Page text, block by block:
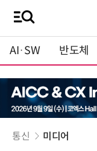
AI·SW 반도체
통신 미디어